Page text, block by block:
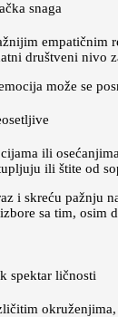
snaga
empatičnim
društveni nivo
može se
ili
ili štite od
i skreću pažnju
sa tim, osim
spektar ličnosti